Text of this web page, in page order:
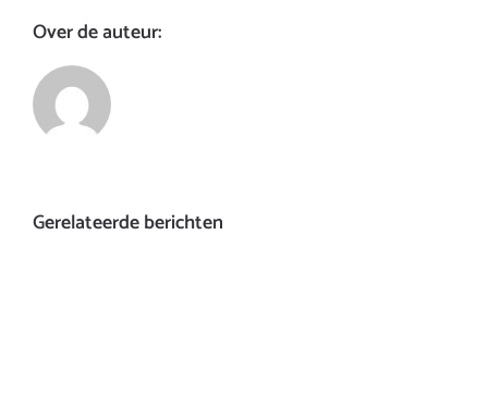
Over de auteur:
Gerelateerde berichten